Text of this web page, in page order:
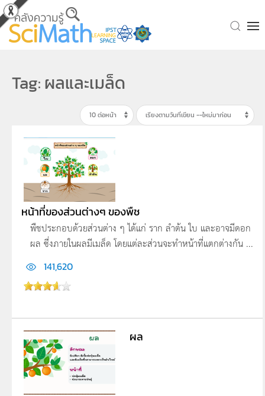
Skip to main content
Tag: ผลและเมล็ด
หน้าที่ของส่วนต่างๆ ของพืช
พืชประกอบด้วยส่วนต่าง ๆ ได้แก่ ราก ลำต้น ใบ และอาจมีดอก
ผล ซึ่งภายในผลมีเมล็ด โดยแต่ละส่วนจะทำหน้าที่แตกต่างกัน ...
141,620
ผล